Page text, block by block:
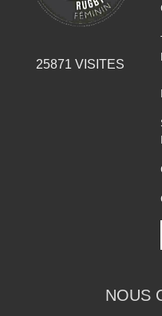
25871 VISITES
NOUS